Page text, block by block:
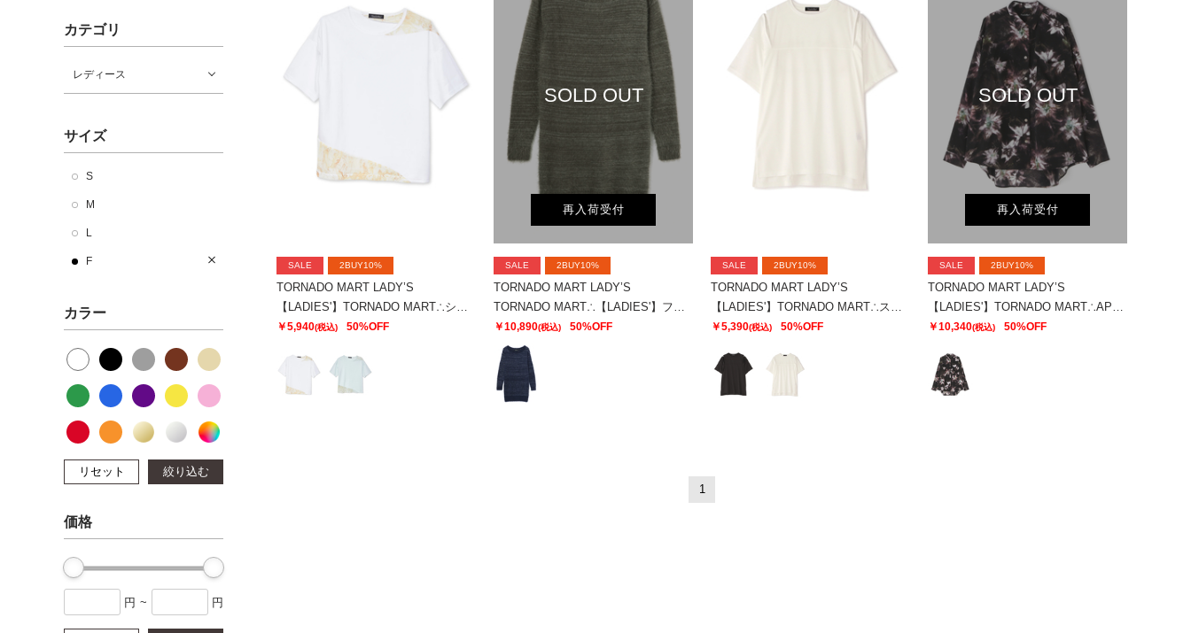
カテゴリ
レディース
サイズ
S
M
L
F
カラー
リセット 絞り込む
価格
円 ~ 円
SALE 2BUY10%
TORNADO MART LADY’S
￥5,940(税込) 50%OFF
SOLD OUT
再入荷受付
SALE 2BUY10%
TORNADO MART LADY’S
￥10,890(税込) 50%OFF
SALE 2BUY10%
TORNADO MART LADY’S
￥5,390(税込) 50%OFF
SOLD OUT
再入荷受付
SALE 2BUY10%
TORNADO MART LADY’S
￥10,340(税込) 50%OFF
1